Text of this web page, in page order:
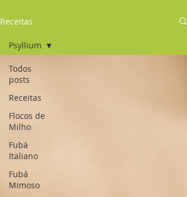
Receitas
Todos
posts
Receitas
Flocos de
Milho
Fubá
Italiano
Fubá
Mimoso
Psyllium